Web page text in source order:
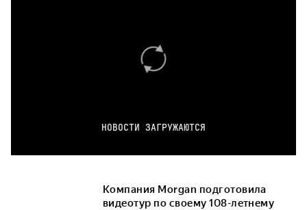
НОВОСТИ ЗАГРУЖАЮТСЯ
Компания Morgan подготовила
видеотур по своему 108-летнему